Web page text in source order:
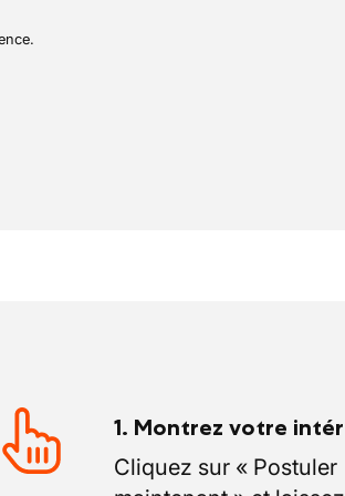
et réaliser les retours
projets
des installations
client au cœur de ses
1. Montrez votre
Cliquez sur « Postuler